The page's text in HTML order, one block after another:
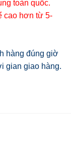
toàn quốc.
cao hơn từ 5-
hàng đúng giờ
gian giao hàng.